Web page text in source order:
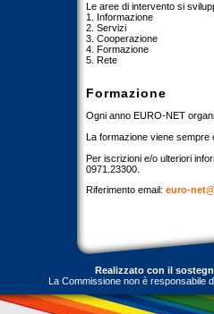
Le aree di intervento si
1. Informazione
2. Servizi
3. Cooperazione
4. Formazione
5. Rete
Formazione
Ogni anno EURO-NET
La formazione viene sempre
Per iscrizioni e/o ulteriori
0971.23300.
Riferimento email: euro-
Realizzato con il
La Commissione non è responsabile